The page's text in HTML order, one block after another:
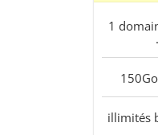
1
150Go
illimités